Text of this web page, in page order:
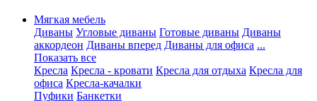
Мягкая мебель
Диваны Угловые диваны Готовые диваны Диваны
аккордеон Диваны вперед Диваны для офиса ...
Показать все
Кресла Кресла - кровати Кресла для отдыха Кресла для
офиса Кресла-качалки
Пуфики Банкетки